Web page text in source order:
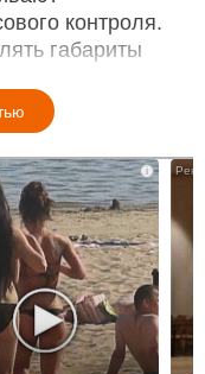
контроля.
габариты
i